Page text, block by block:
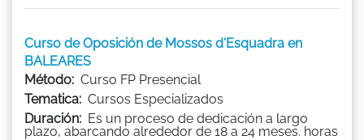
Curso de Oposición de Mossos d'Esquadra en
BALEARES
Método: Curso FP Presencial
Tematica: Cursos Especializados
Duración: Es un proceso de dedicación a largo
plazo, abarcando alrededor de 18 a 24 meses. horas